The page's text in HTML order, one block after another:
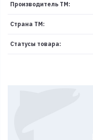
Производитель ТМ:
Страна ТМ:
Статусы товара: